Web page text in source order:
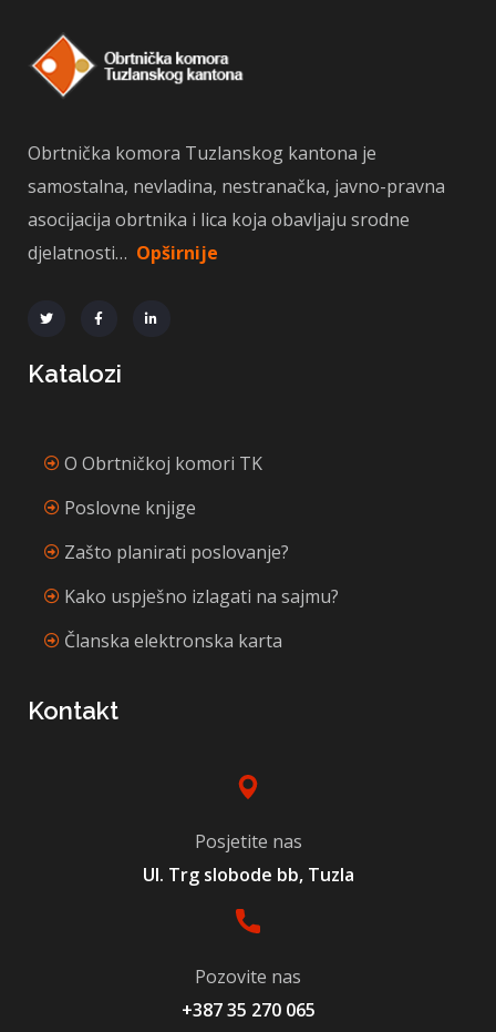
Obrtnička komora Tuzlanskog kantona je
samostalna, nevladina, nestranačka, javno-pravna
asocijacija obrtnika i lica koja obavljaju srodne
djelatnosti… Opširnije
Katalozi
O Obrtničkoj komori TK
Poslovne knjige
Zašto planirati poslovanje?
Kako uspješno izlagati na sajmu?
Članska elektronska karta
Kontakt
Posjetite nas
Ul. Trg slobode bb, Tuzla
Pozovite nas
+387 35 270 065